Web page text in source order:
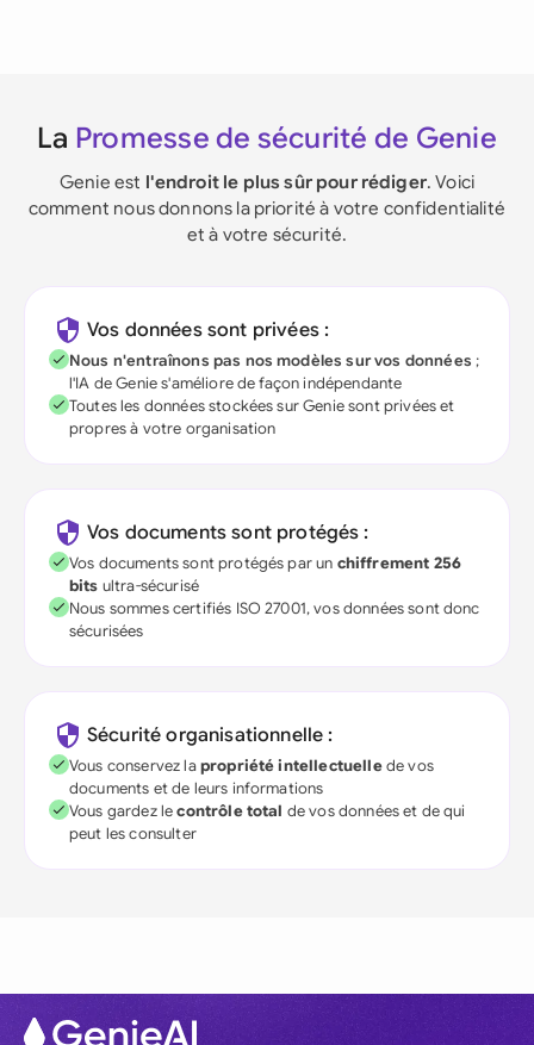
La Promesse de sécurité de Genie
Genie est l'endroit le plus sûr pour rédiger. Voici
comment nous donnons la priorité à votre confidentialité
et à votre sécurité.
Vos données sont privées :
Nous n'entraînons pas nos modèles sur vos données ;
l'IA de Genie s'améliore de façon indépendante
Toutes les données stockées sur Genie sont privées et
propres à votre organisation
Vos documents sont protégés :
Vos documents sont protégés par un chiffrement 256
bits ultra-sécurisé
Nous sommes certifiés ISO 27001, vos données sont donc
sécurisées
Sécurité organisationnelle :
Vous conservez lapropriété intellectuellede vos
documents et de leurs informations
Vous gardez lecontrôle total de vos données et de qui
peut les consulter